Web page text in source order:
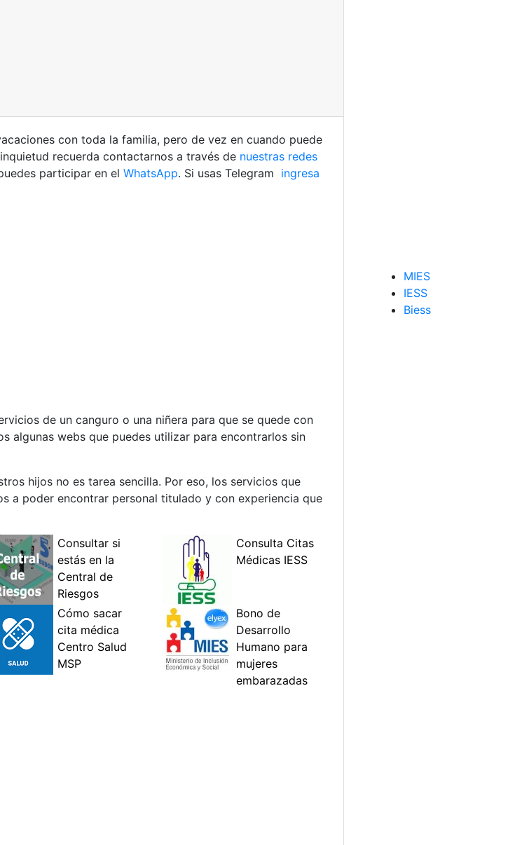
con toda la familia, pero de vez en cuando puede
recuerda contactarnos a través de nuestras redes
participar en el WhatsApp. Si usas Telegram ingresa
de un canguro o una niñera para que se quede con
algunas webs que puedes utilizar para encontrarlos sin
hijos no es tarea sencilla. Por eso, los servicios que
a poder encontrar personal titulado y con experiencia que
MIES
IESS
Biess